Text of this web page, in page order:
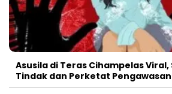
Asusila di Teras Cihampelas Viral,
Tindak dan Perketat Pengawasan